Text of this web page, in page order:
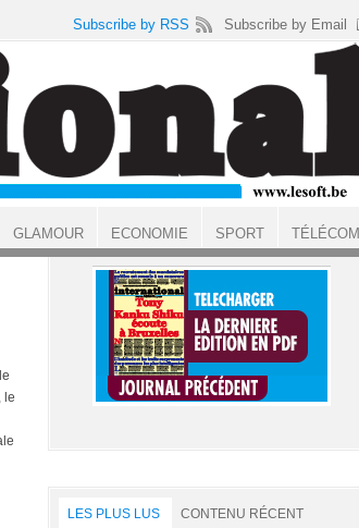
le
LES PLUS LUS CONTENU RÉCENT
Subscribe by RSS Subscribe by Email
GLAMOUR ECONOMIE SPORT TÉLÉCOM